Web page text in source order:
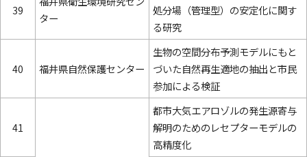
39
ター
処分場（管理型）の安定化に関す
る研究
40 福井県自然保護センター
生物の空間分布予測モデルにもと
づいた自然再生適地の抽出と市民
参加による検証
41
都市大気エアロゾルの発生源寄与
解明のためのレセプターモデルの
高精度化